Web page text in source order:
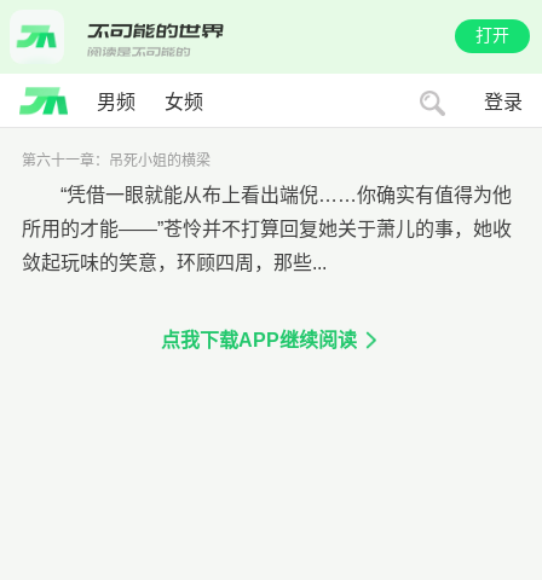
打开
男频 女频 登录
第六十一章：吊死小姐的横梁
“凭借一眼就能从布上看出端倪……你确实有值得为他
所用的才能——”苍怜并不打算回复她关于萧儿的事，她收
敛起玩味的笑意，环顾四周，那些...
点我下载APP继续阅读